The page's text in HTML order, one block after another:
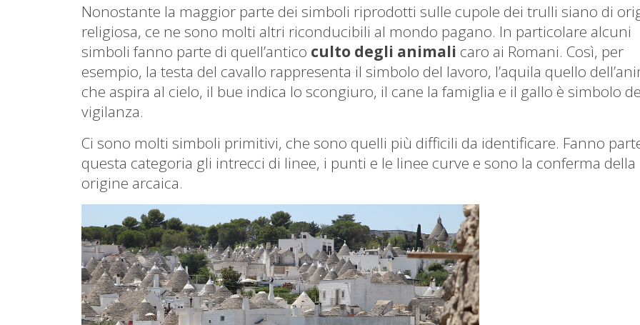
Nonostante la maggior parte dei simboli riprodotti sulle cupole dei trulli siano di
religiosa, ce ne sono molti altri riconducibili al mondo pagano. In particolare alcuni
simboli fanno parte di quell’antico culto degli animali caro ai Romani. Così, per
esempio, la testa del cavallo rappresenta il simbolo del lavoro, l’aquila quello
che aspira al cielo, il bue indica lo scongiuro, il cane la famiglia e il gallo è simbolo
vigilanza.
Ci sono molti simboli primitivi, che sono quelli più difficili da identificare. Fanno
questa categoria gli intrecci di linee, i punti e le linee curve e sono la conferma della
origine arcaica.